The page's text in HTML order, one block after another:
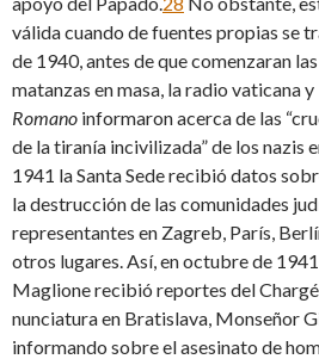
válida cuando de fuentes propias se
de 1940, antes de que comenzaran
matanzas en masa, la radio vaticana y
Romano informaron acerca de las
de la tiranía incivilizada” de los nazis
1941 la Santa Sede recibió datos
la destrucción de las comunidades
representantes en Zagreb, París,
otros lugares. Así, en octubre de
Maglione recibió reportes del
nunciatura en Bratislava, Monseñor
informando sobre el asesinato de